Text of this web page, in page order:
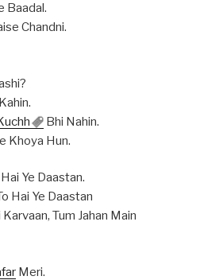
Baadal.
Chandni.
Bhi Nahin.
Khoya Hun.
Hai Ye Daastan.
Hai Ye Daastan
Tum Jahan Main
Meri.